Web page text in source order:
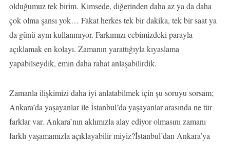
olduğumuz tek birim. Kimsede, diğerinden daha az ya da daha
çok olma şansı yok… Fakat herkes tek bir dakika, tek bir saat ya
da günü aynı kullanmıyor. Farkımızı cebimizdeki parayla
açıklamak en kolayı. Zamanın yarattığıyla kıyaslama
yapabilseydik, emin daha rahat anlaşabilirdik.
Zamanla ilişkimizi daha iyi anlatabilmek için şu soruyu sorsam;
Ankara’da yaşayanlar ile İstanbul’da yaşayanlar arasında ne tür
farklar var. Ankara’nın aklımızla alay ediyor olmasını zamanı
farklı yaşamamızla açıklayabilir miyiz?İstanbul’dan Ankara’ya